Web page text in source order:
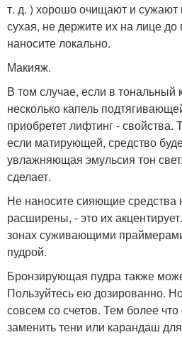
т. д. ) хорошо очищают и
сухая, не держите их на лице
наносите локально.
Макияж.
В том случае, если в тональный
несколько капель
приобретет лифтинг - свойства.
если матирующей, средство
увлажняющая эмульсия тон
сделает.
Не наносите сияющие средства
расширены, - это их
зонах суживающими
пудрой.
Бронзирующая пудра также
Пользуйтесь ею дозированно.
совсем со счетов. Тем более
заменить тени или карандаш